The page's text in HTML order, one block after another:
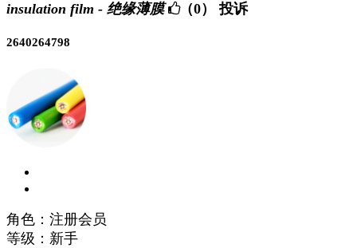
insulation film - 绝缘薄膜 （0） 投诉
2640264798
角色：注册会员
等级：新手